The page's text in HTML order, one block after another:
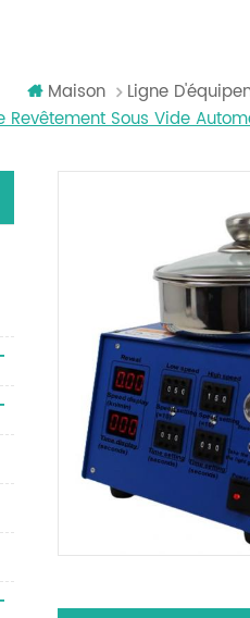
Maison
Ligne
Revêtement Sous Vide